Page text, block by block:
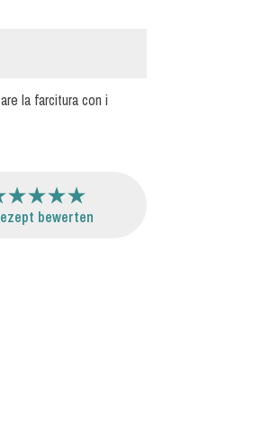
la farcitura con i
bewerten